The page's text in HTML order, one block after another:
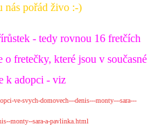
nás pořád živo :-)
- tedy rovnou 16 fretčích
o fretečky, které jsou v současné
k adopci - viz
ve-svych-domovech---denis---monty---sara---
monty--sara-a-pavlinka.html